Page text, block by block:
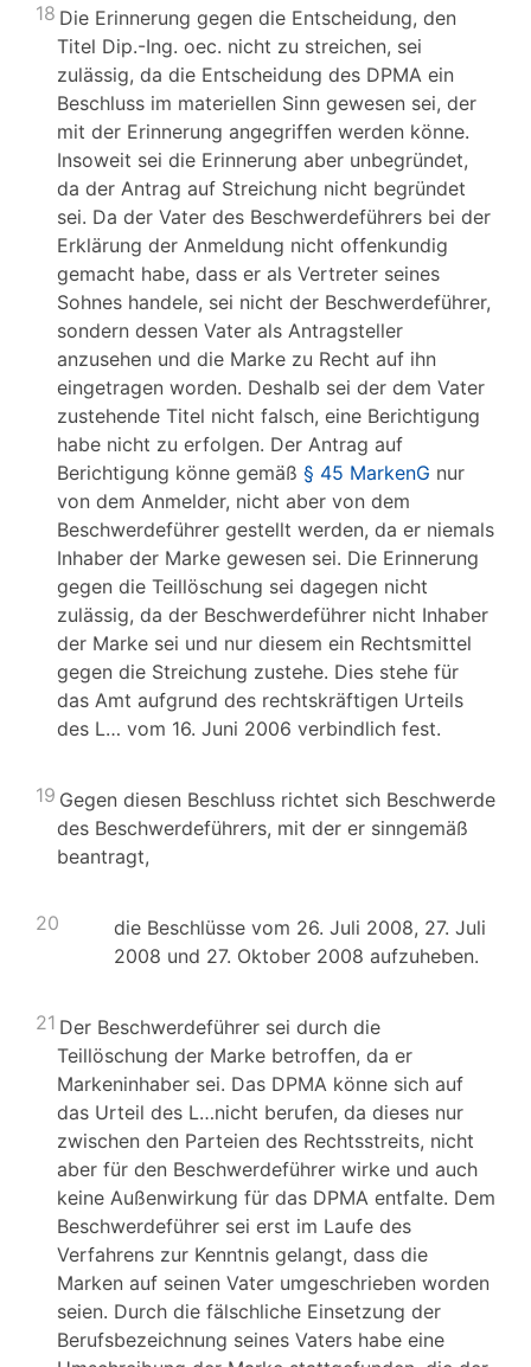
18 Die Erinnerung gegen die Entscheidung, den
Titel Dip.-Ing. oec. nicht zu streichen, sei
zulässig, da die Entscheidung des DPMA ein
Beschluss im materiellen Sinn gewesen sei, der
mit der Erinnerung angegriffen werden könne.
Insoweit sei die Erinnerung aber unbegründet,
da der Antrag auf Streichung nicht begründet
sei. Da der Vater des Beschwerdeführers bei der
Erklärung der Anmeldung nicht offenkundig
gemacht habe, dass er als Vertreter seines
Sohnes handele, sei nicht der Beschwerdeführer,
sondern dessen Vater als Antragsteller
anzusehen und die Marke zu Recht auf ihn
eingetragen worden. Deshalb sei der dem Vater
zustehende Titel nicht falsch, eine Berichtigung
habe nicht zu erfolgen. Der Antrag auf
Berichtigung könne gemäß § 45 MarkenG nur
von dem Anmelder, nicht aber von dem
Beschwerdeführer gestellt werden, da er niemals
Inhaber der Marke gewesen sei. Die Erinnerung
gegen die Teillöschung sei dagegen nicht
zulässig, da der Beschwerdeführer nicht Inhaber
der Marke sei und nur diesem ein Rechtsmittel
gegen die Streichung zustehe. Dies stehe für
das Amt aufgrund des rechtskräftigen Urteils
des L… vom 16. Juni 2006 verbindlich fest.
19 Gegen diesen Beschluss richtet sich Beschwerde
des Beschwerdeführers, mit der er sinngemäß
beantragt,
20
die Beschlüsse vom 26. Juli 2008, 27. Juli
2008 und 27. Oktober 2008 aufzuheben.
21 Der Beschwerdeführer sei durch die
Teillöschung der Marke betroffen, da er
Markeninhaber sei. Das DPMA könne sich auf
das Urteil des L…nicht berufen, da dieses nur
zwischen den Parteien des Rechtsstreits, nicht
aber für den Beschwerdeführer wirke und auch
keine Außenwirkung für das DPMA entfalte. Dem
Beschwerdeführer sei erst im Laufe des
Verfahrens zur Kenntnis gelangt, dass die
Marken auf seinen Vater umgeschrieben worden
seien. Durch die fälschliche Einsetzung der
Berufsbezeichnung seines Vaters habe eine